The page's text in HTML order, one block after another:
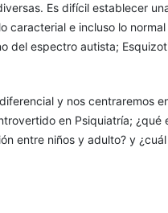
Es difícil establecer
e incluso lo
del espectro autista;
y nos centraremos
en Psiquiatría; ¿qué
entre niños y adulto? y ¿cuál